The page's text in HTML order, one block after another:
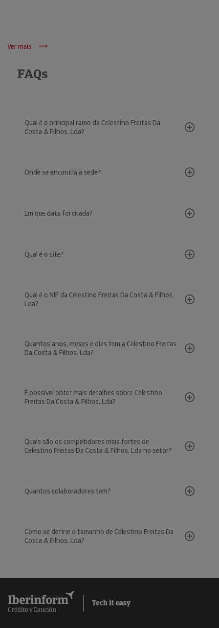
Ver mais
FAQs
Qual é o principal ramo da Celestino Freitas Da
Costa & Filhos, Lda?
Onde se encontra a sede?
Em que data foi criada?
Qual é o site?
Qual é o NIF da Celestino Freitas Da Costa & Filhos,
Lda?
Quantos anos, meses e dias tem a Celestino Freitas
Da Costa & Filhos, Lda?
É possível obter mais detalhes sobre Celestino
Freitas Da Costa & Filhos, Lda?
Quais são os competidores mais fortes de
Celestino Freitas Da Costa & Filhos, Lda no setor?
Quantos colaboradores tem?
Como se define o tamanho de Celestino Freitas Da
Costa & Filhos, Lda?